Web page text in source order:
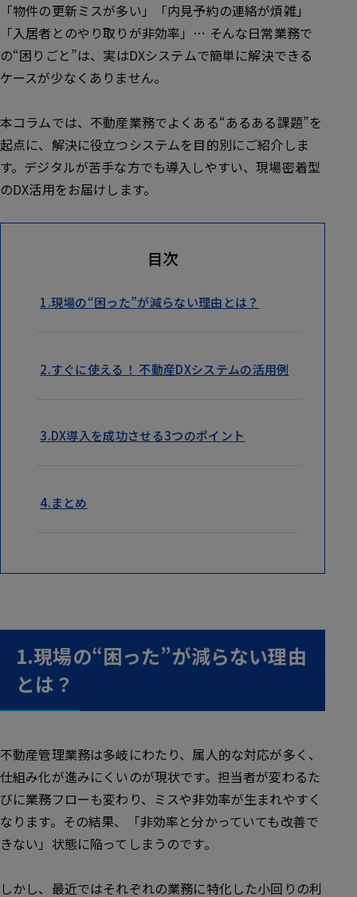
「物件の更新ミスが多い」「内見予約の連絡が煩雑」
「入居者とのやり取りが非効率」… そんな日常業務で
の“困りごと”は、実はDXシステムで簡単に解決できる
ケースが少なくありません。
本コラムでは、不動産業務でよくある“あるある課題”を
起点に、解決に役立つシステムを目的別にご紹介しま
す。デジタルが苦手な方でも導入しやすい、現場密着型
のDX活用をお届けします。
目次
1.現場の“困った”が減らない理由とは？
2.すぐに使える！ 不動産DXシステムの活用例
3.DX導入を成功させる3つのポイント
4.まとめ
1.現場の“困った”が減らない理由
とは？
不動産管理業務は多岐にわたり、属人的な対応が多く、
仕組み化が進みにくいのが現状です。担当者が変わるた
びに業務フローも変わり、ミスや非効率が生まれやすく
なります。その結果、「非効率と分かっていても改善で
きない」状態に陥ってしまうのです。
しかし、最近ではそれぞれの業務に特化した小回りの利